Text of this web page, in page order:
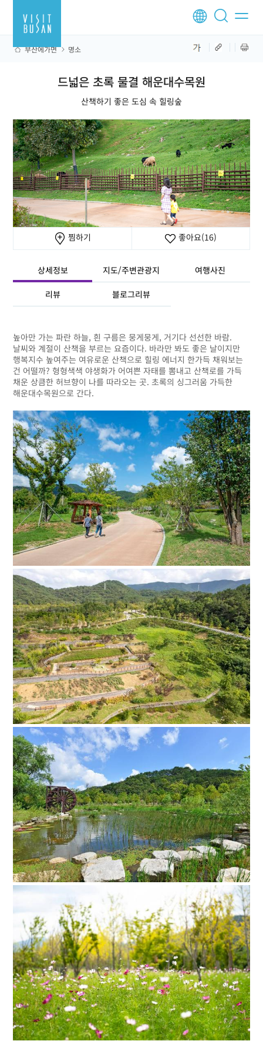
부산에가면 명소
드넓은 초록 물결 해운대수목원
산책하기 좋은 도심 속 힐링숲
찜하기 좋아요(16)
상세정보 지도/주변관광지 여행사진
리뷰 블로그리뷰
높아만 가는 파란 하늘, 흰 구름은 뭉게뭉게, 거기다 선선한 바람.
날씨와 계절이 산책을 부르는 요즘이다. 바라만 봐도 좋은 날이지만
행복지수 높여주는 여유로운 산책으로 힐링 에너지 한가득 채워보는
건 어떨까? 형형색색 야생화가 어여쁜 자태를 뽐내고 산책로를 가득
채운 상큼한 허브향이 나를 따라오는 곳. 초록의 싱그러움 가득한
해운대수목원으로 간다.